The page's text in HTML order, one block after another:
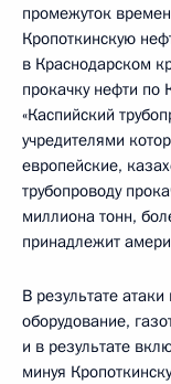
промежуток
Кропоткинскую
в Краснодарском
прокачку нефти по
«Каспийский
учредителями
европейские,
трубопроводу
миллиона тонн,
принадлежит
В результате
оборудование,
и в результате
минуя